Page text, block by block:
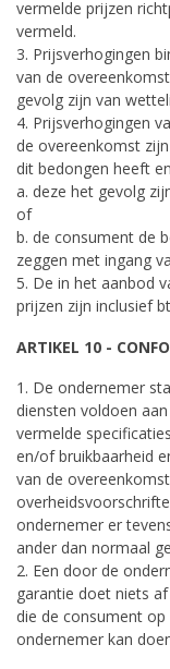
vermelde prijzen
vermeld.
3. Prijsverhogingen
van de
gevolg zijn van
4. Prijsverhogingen
de overeenkomst
dit bedongen heeft
a. deze het gevolg
of
b. de consument de
zeggen met ingang
5. De in het aanbod
prijzen zijn inclusief
ARTIKEL 10 -
1. De ondernemer
diensten voldoen
vermelde
en/of bruikbaarheid
van de
ondernemer er
ander dan normaal
2. Een door de
garantie doet niets
die de consument
ondernemer kan